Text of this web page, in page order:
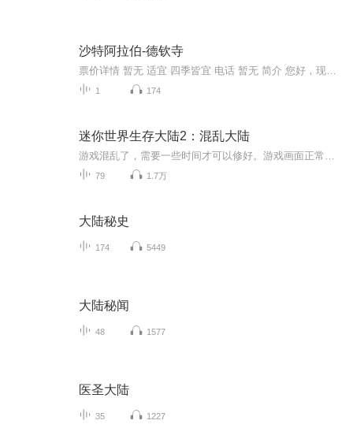
沙特阿拉伯-德钦寺
1 174
迷你世界生存大陆2：混乱大陆
79 1.7万
大陆秘史
174 5449
大陆秘闻
48 1577
医圣大陆
35 1227